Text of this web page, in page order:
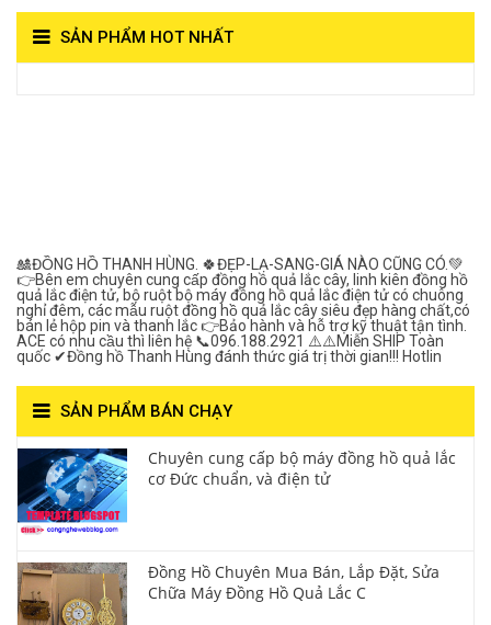
SẢN PHẨM HOT NHẤT
🎎ĐỒNG HỒ THANH HÙNG. 🍀ĐẸP-LẠ-SANG-GIÁ NÀO CŨNG CÓ.💚
👉Bên em chuyên cung cấp đồng hồ quả lắc cây, linh kiên đồng hồ
quả lắc điện tử, bộ ruột bộ máy đồng hồ quả lắc điện tử có chuông
nghỉ đêm, các mẫu ruột đồng hồ quả lắc cây siêu đẹp hàng chất,có
bán lẻ hộp pin và thanh lắc 👉Bảo hành và hỗ trợ kỹ thuật tận tình.
ACE có nhu cầu thì liên hệ 📞096.188.2921 ⚠️⚠️Miễn SHIP Toàn
quốc ✔Đồng hồ Thanh Hùng đánh thức giá trị thời gian!!! Hotlin
SẢN PHẨM BÁN CHẠY
Chuyên cung cấp bộ máy đồng hồ quả lắc
cơ Đức chuẩn, và điện tử
Đồng Hồ Chuyên Mua Bán, Lắp Đặt, Sửa
Chữa Máy Đồng Hồ Quả Lắc C